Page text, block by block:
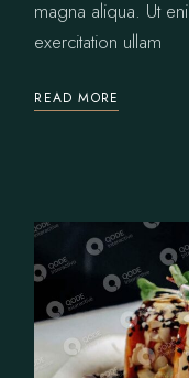
magna aliqua. Ut
exercitation ullam
READ MORE